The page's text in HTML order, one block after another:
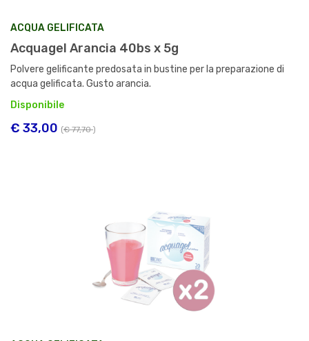
ACQUA GELIFICATA
Acquagel Arancia 40bs x 5g
Polvere gelificante predosata in bustine per la preparazione di
acqua gelificata. Gusto arancia.
Disponibile
€ 33,00 (€ 77,70)